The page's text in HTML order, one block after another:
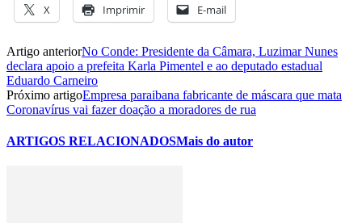
X Imprimir E-mail
Artigo anteriorNo Conde: Presidente da Câmara, Luzimar Nunes
declara apoio a prefeita Karla Pimentel e ao deputado estadual
Eduardo Carneiro
Próximo artigoEmpresa paraibana fabricante de máscara que mata
Coronavírus vai fazer doação a moradores de rua
ARTIGOS RELACIONADOSMais do autor